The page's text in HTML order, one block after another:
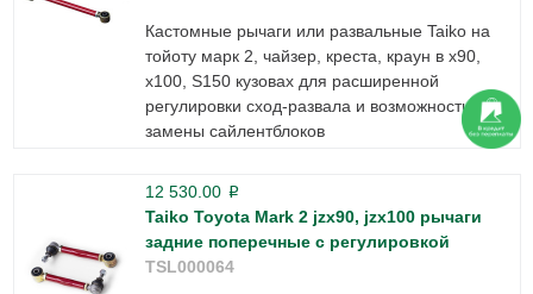
Кастомные рычаги или развальные Taiko на
тойоту марк 2, чайзер, креста, краун в х90,
х100, S150 кузовах для расширенной
регулировки сход-развала и возможности
замены сайлентблоков
12 530.00 p
Taiko Toyota Mark 2 jzx90, jzx100 рычаги
задние поперечные с регулировкой
TSL000064